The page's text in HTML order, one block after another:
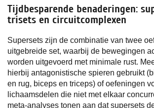
Tijdbesparende benaderingen:
trisets en circuitcomplexen
Supersets zijn de combinatie van twee
uitgebreide set, waarbij de bewegingen
worden uitgevoerd met minimale rust.
hierbij antagonistische spieren gebruikt
en rug, biceps en triceps) of oefeningen
lichaamsdelen die niet met elkaar
meta-analyses tonen aan dat supersets